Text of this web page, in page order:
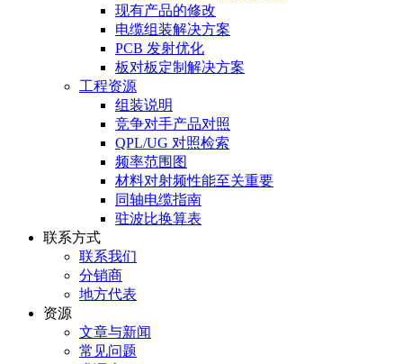
现有产品的修改
电缆组装解决方案
PCB 发射优化
板对板定制解决方案
工程资源
组装说明
竞争对手产品对照
QPL/UG 对照检索
频率范围图
材料对射频性能至关重要
同轴电缆指南
驻波比换算表
联系方式
联系我们
分销商
地方代表
资源
文章与新闻
常见问题